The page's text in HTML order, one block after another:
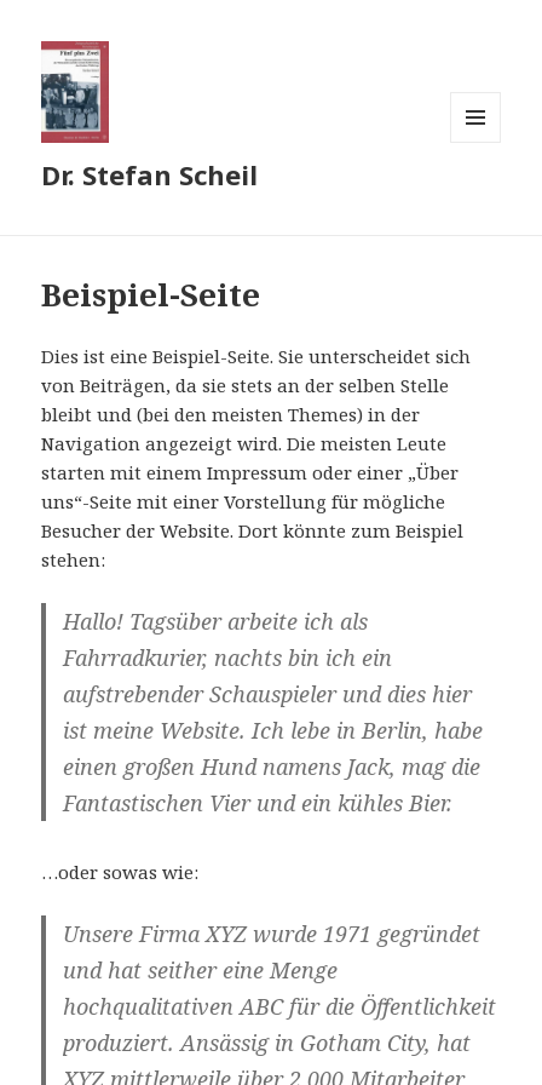
Dr. Stefan Scheil
Beispiel-Seite
Dies ist eine Beispiel-Seite. Sie unterscheidet sich
von Beiträgen, da sie stets an der selben Stelle
bleibt und (bei den meisten Themes) in der
Navigation angezeigt wird. Die meisten Leute
starten mit einem Impressum oder einer „Über
uns“-Seite mit einer Vorstellung für mögliche
Besucher der Website. Dort könnte zum Beispiel
stehen:
Hallo! Tagsüber arbeite ich als
Fahrradkurier, nachts bin ich ein
aufstrebender Schauspieler und dies hier
ist meine Website. Ich lebe in Berlin, habe
einen großen Hund namens Jack, mag die
Fantastischen Vier und ein kühles Bier.
…oder sowas wie:
Unsere Firma XYZ wurde 1971 gegründet
und hat seither eine Menge
hochqualitativen ABC für die Öffentlichkeit
produziert. Ansässig in Gotham City, hat